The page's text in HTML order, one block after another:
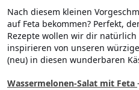
Nach diesem kleinen
auf Feta bekommen? Perfekt,
Rezepte wollen wir dir
inspirieren von unseren
(neu) in diesen wunderbaren
Wassermelonen-Salat mit Feta